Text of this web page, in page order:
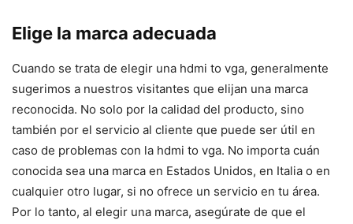
Elige la marca adecuada
Cuando se trata de elegir una hdmi to vga, generalmente
sugerimos a nuestros visitantes que elijan una marca
reconocida. No solo por la calidad del producto, sino
también por el servicio al cliente que puede ser útil en
caso de problemas con la hdmi to vga. No importa cuán
conocida sea una marca en Estados Unidos, en Italia o en
cualquier otro lugar, si no ofrece un servicio en tu área.
Por lo tanto, al elegir una marca, asegúrate de que el